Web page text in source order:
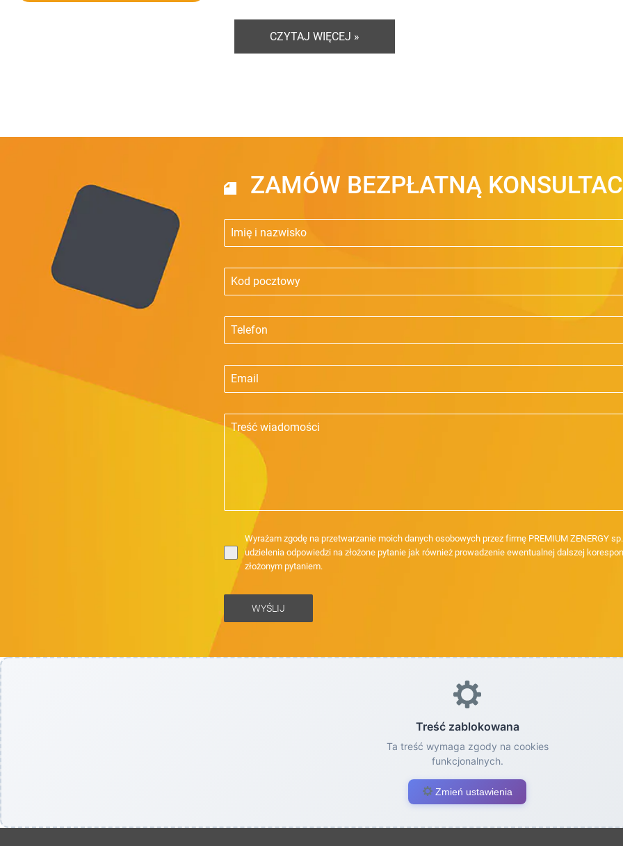
CZYTAJ WIĘCEJ »
ZAMÓW BEZPŁATNĄ
Wyrażam zgodę na przetwarzanie moich danych osobowych przez firmę PREMIUM ZENERGY
udzielenia odpowiedzi na złożone pytanie jak również prowadzenie ewentualnej dalszej
złożonym pytaniem.
WYŚLIJ
Treść zablokowana
Ta treść wymaga zgody na cookies
funkcjonalnych.
Zmień ustawienia